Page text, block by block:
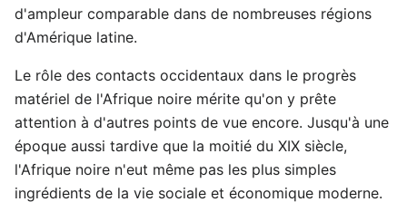
d'ampleur comparable dans de nombreuses régions
d'Amérique latine.
Le rôle des contacts occidentaux dans le progrès
matériel de l'Afrique noire mérite qu'on y prête
attention à d'autres points de vue encore. Jusqu'à une
époque aussi tardive que la moitié du XIX siècle,
l'Afrique noire n'eut même pas les plus simples
ingrédients de la vie sociale et économique moderne.